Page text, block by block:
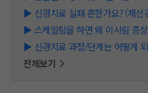
▶ 신경치료 실패 흔한가요? (재신
▶ 스케일링을 하면 왜 이시림 증
▶ 신경치료 과정/단계는 어떻게
전체보기